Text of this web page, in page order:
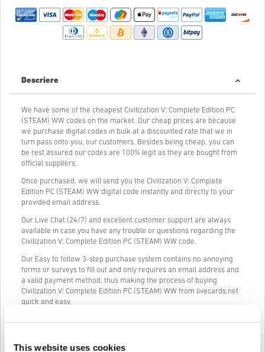
This website uses cookies
Descriere
We have some of the cheapest Civilization V: Complete Edition PC
(STEAM) WW codes on the market. Our cheap prices are because
we purchase digital codes in bulk at a discounted rate that we in
turn pass onto you, our customers. Besides being cheap, you can
be rest assured our codes are 100% legit as they are bought from
official suppliers.
Once purchased, we will send you the Civilization V: Complete
Edition PC (STEAM) WW digital code instantly and directly to your
provided email address.
Our Live Chat (24/7) and excellent customer support are always
available in case you have any trouble or questions regarding the
Civilization V: Complete Edition PC (STEAM) WW code.
Our Easy to follow 3-step purchase system contains no annoying
forms or surveys to fill out and only requires an email address and
a valid payment method, thus making the process of buying
Civilization V: Complete Edition PC (STEAM) WW from livecards.net
quick and easy.